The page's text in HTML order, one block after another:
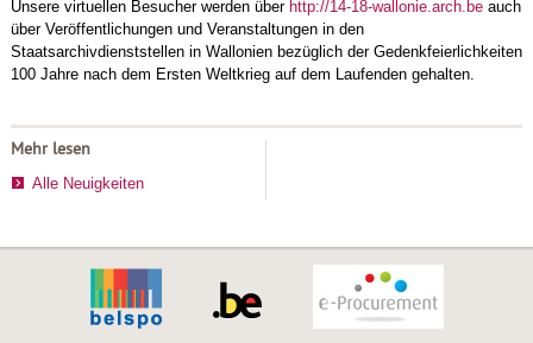
Unsere virtuellen Besucher werden über http://14-18-wallonie.arch.beauch
über Veröffentlichungen und Veranstaltungen in den
Staatsarchivdienststellen in Wallonien bezüglich der Gedenkfeierlichkeiten
100 Jahre nach dem Ersten Weltkrieg auf dem Laufenden gehalten.
Mehr lesen
Alle Neuigkeiten